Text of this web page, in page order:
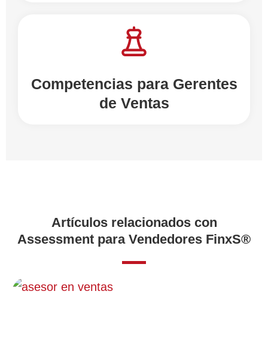
Competencias para Gerentes
de Ventas
Artículos relacionados con
Assessment para Vendedores FinxS®